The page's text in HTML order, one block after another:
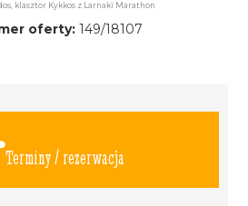
klasztor Kykkos z Larnaki Marathon
oferty:149/18107
Terminy / rezerwacja